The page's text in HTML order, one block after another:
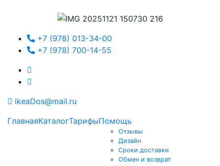
+7 (978) 013-34-00
+7 (978) 700-14-55
ikeaDos@mail.ru
ГлавнаяКаталогТарифыПомощь
Отзывы
Дизайн
Сроки доставки
Обмен и возврат